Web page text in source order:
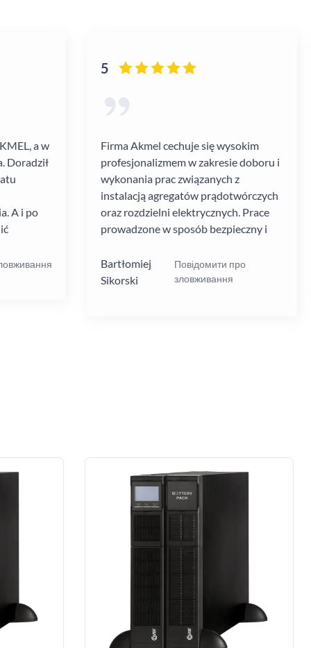
a w
Doradził
A i po
5
Firma Akmel cechuje się wysokim
profesjonalizmem w zakresie doboru i
wykonania prac związanych z
instalacją agregatów prądotwórczych
oraz rozdzielni elektrycznych. Prace
prowadzone w sposób bezpieczny i
Jakość i rodzaj stosowanych
materiałów i rozwiązań w mojej opinii
Bartłomiej
Sikorski
Повідомити про
зловживання